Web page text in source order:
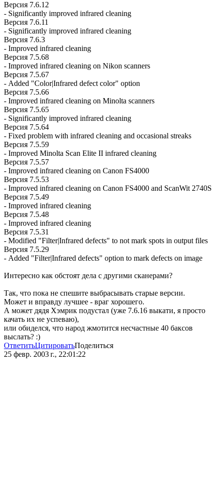
Версия 7.6.12
- Significantly improved infrared cleaning
Версия 7.6.11
- Significantly improved infrared cleaning
Версия 7.6.3
- Improved infrared cleaning
Версия 7.5.68
- Improved infrared cleaning on Nikon scanners
Версия 7.5.67
- Added "Color|Infrared defect color" option
Версия 7.5.66
- Improved infrared cleaning on Minolta scanners
Версия 7.5.65
- Significantly improved infrared cleaning
Версия 7.5.64
- Fixed problem with infrared cleaning and occasional streaks
Версия 7.5.59
- Improved Minolta Scan Elite II infrared cleaning
Версия 7.5.57
- Improved infrared cleaning on Canon FS4000
Версия 7.5.53
- Improved infrared cleaning on Canon FS4000 and ScanWit 2740S
Версия 7.5.49
- Improved infrared cleaning
Версия 7.5.48
- Improved infrared cleaning
Версия 7.5.31
- Modified "Filter|Infrared defects" to not mark spots in output files
Версия 7.5.29
- Added "Filter|Infrared defects" option to mark defects on image
Интересно как обстоят дела с другими сканерами?
Так, что пока не спешите выбрасывать старые версии.
Может и вправду лучшее - враг хорошего.
А может дядя Хэмрик подустал (уже 7.6.16 выкати, я просто
качать их не успеваю),
или обиделся, что народ жмотится несчастные 40 баксов
выслать? :)
ОтветитьЦитироватьПоделиться
25 февр. 2003 г., 22:01:22